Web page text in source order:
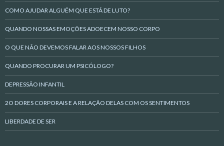
COMO AJUDAR ALGUÉM QUE ESTÁ DE LUTO?
QUANDO NOSSAS EMOÇÕES ADOECEM NOSSO CORPO
O QUE NÃO DEVEMOS FALAR AOS NOSSOS FILHOS
QUANDO PROCURAR UM PSICÓLOGO?
DEPRESSÃO INFANTIL
2O DORES CORPORAIS E A RELAÇÃO DELAS COM OS SENTIMENTOS
LIBERDADE DE SER